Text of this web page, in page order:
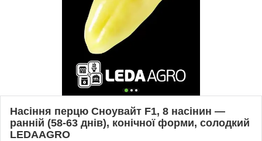
Насіння перцю Сноувайт F1, 8 насінин —
ранній (58-63 днів), конічної форми, солодкий
LEDAAGRO